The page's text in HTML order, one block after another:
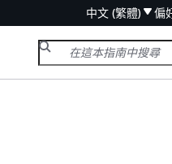
中文 (繁體) 偏